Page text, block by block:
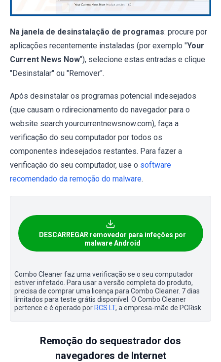
Na janela de desinstalação de programas: procure por
aplicações recentemente instaladas (por exemplo "Your
Current News Now"), selecione estas entradas e clique
"Desinstalar" ou "Remover".
Após desinstalar os programas potencial indesejados
(que causam o rdirecionamento do navegador para o
website search.yourcurrentnewsnow.com), faça a
verificação do seu computador por todos os
componentes indesejados restantes. Para fazer a
verificação do seu computador, use o software
recomendado da remoção do malware.
DESCARREGAR removedor para infeções por
malware Android
Combo Cleaner faz uma verificação se o seu computador
estiver infetado. Para usar a versão completa do produto,
precisa de comprar uma licença para Combo Cleaner. 7 dias
limitados para teste grátis disponível. O Combo Cleaner
pertence e é operado porRCS LT, a empresa-mãe de PCRisk.
Remoção do sequestrador dos
navegadores de Internet